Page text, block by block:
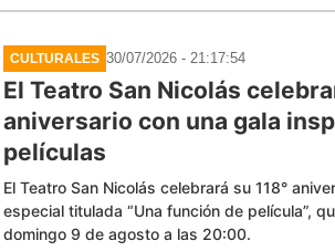
CULTURALES 30/07/2026 - 21:17:54
El Teatro San Nicolás
aniversario con una gala
películas
El Teatro San Nicolás celebrará su 118°
especial titulada “Una función de película”,
domingo 9 de agosto a las 20:00.